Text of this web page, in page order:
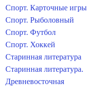
Спорт. Карточные игры
Спорт. Рыболовный
Спорт. Футбол
Спорт. Хоккей
Старинная литература
Старинная литература.
Древневосточная